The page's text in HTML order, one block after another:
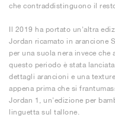
che contraddistinguono il
Il 2019 ha portato un'altra
Jordan ricamato in arancione
per una suola nera invece
questo periodo è stata
dettagli arancioni e una
appena prima che si
Jordan 1, un'edizione per
linguetta sul tallone.